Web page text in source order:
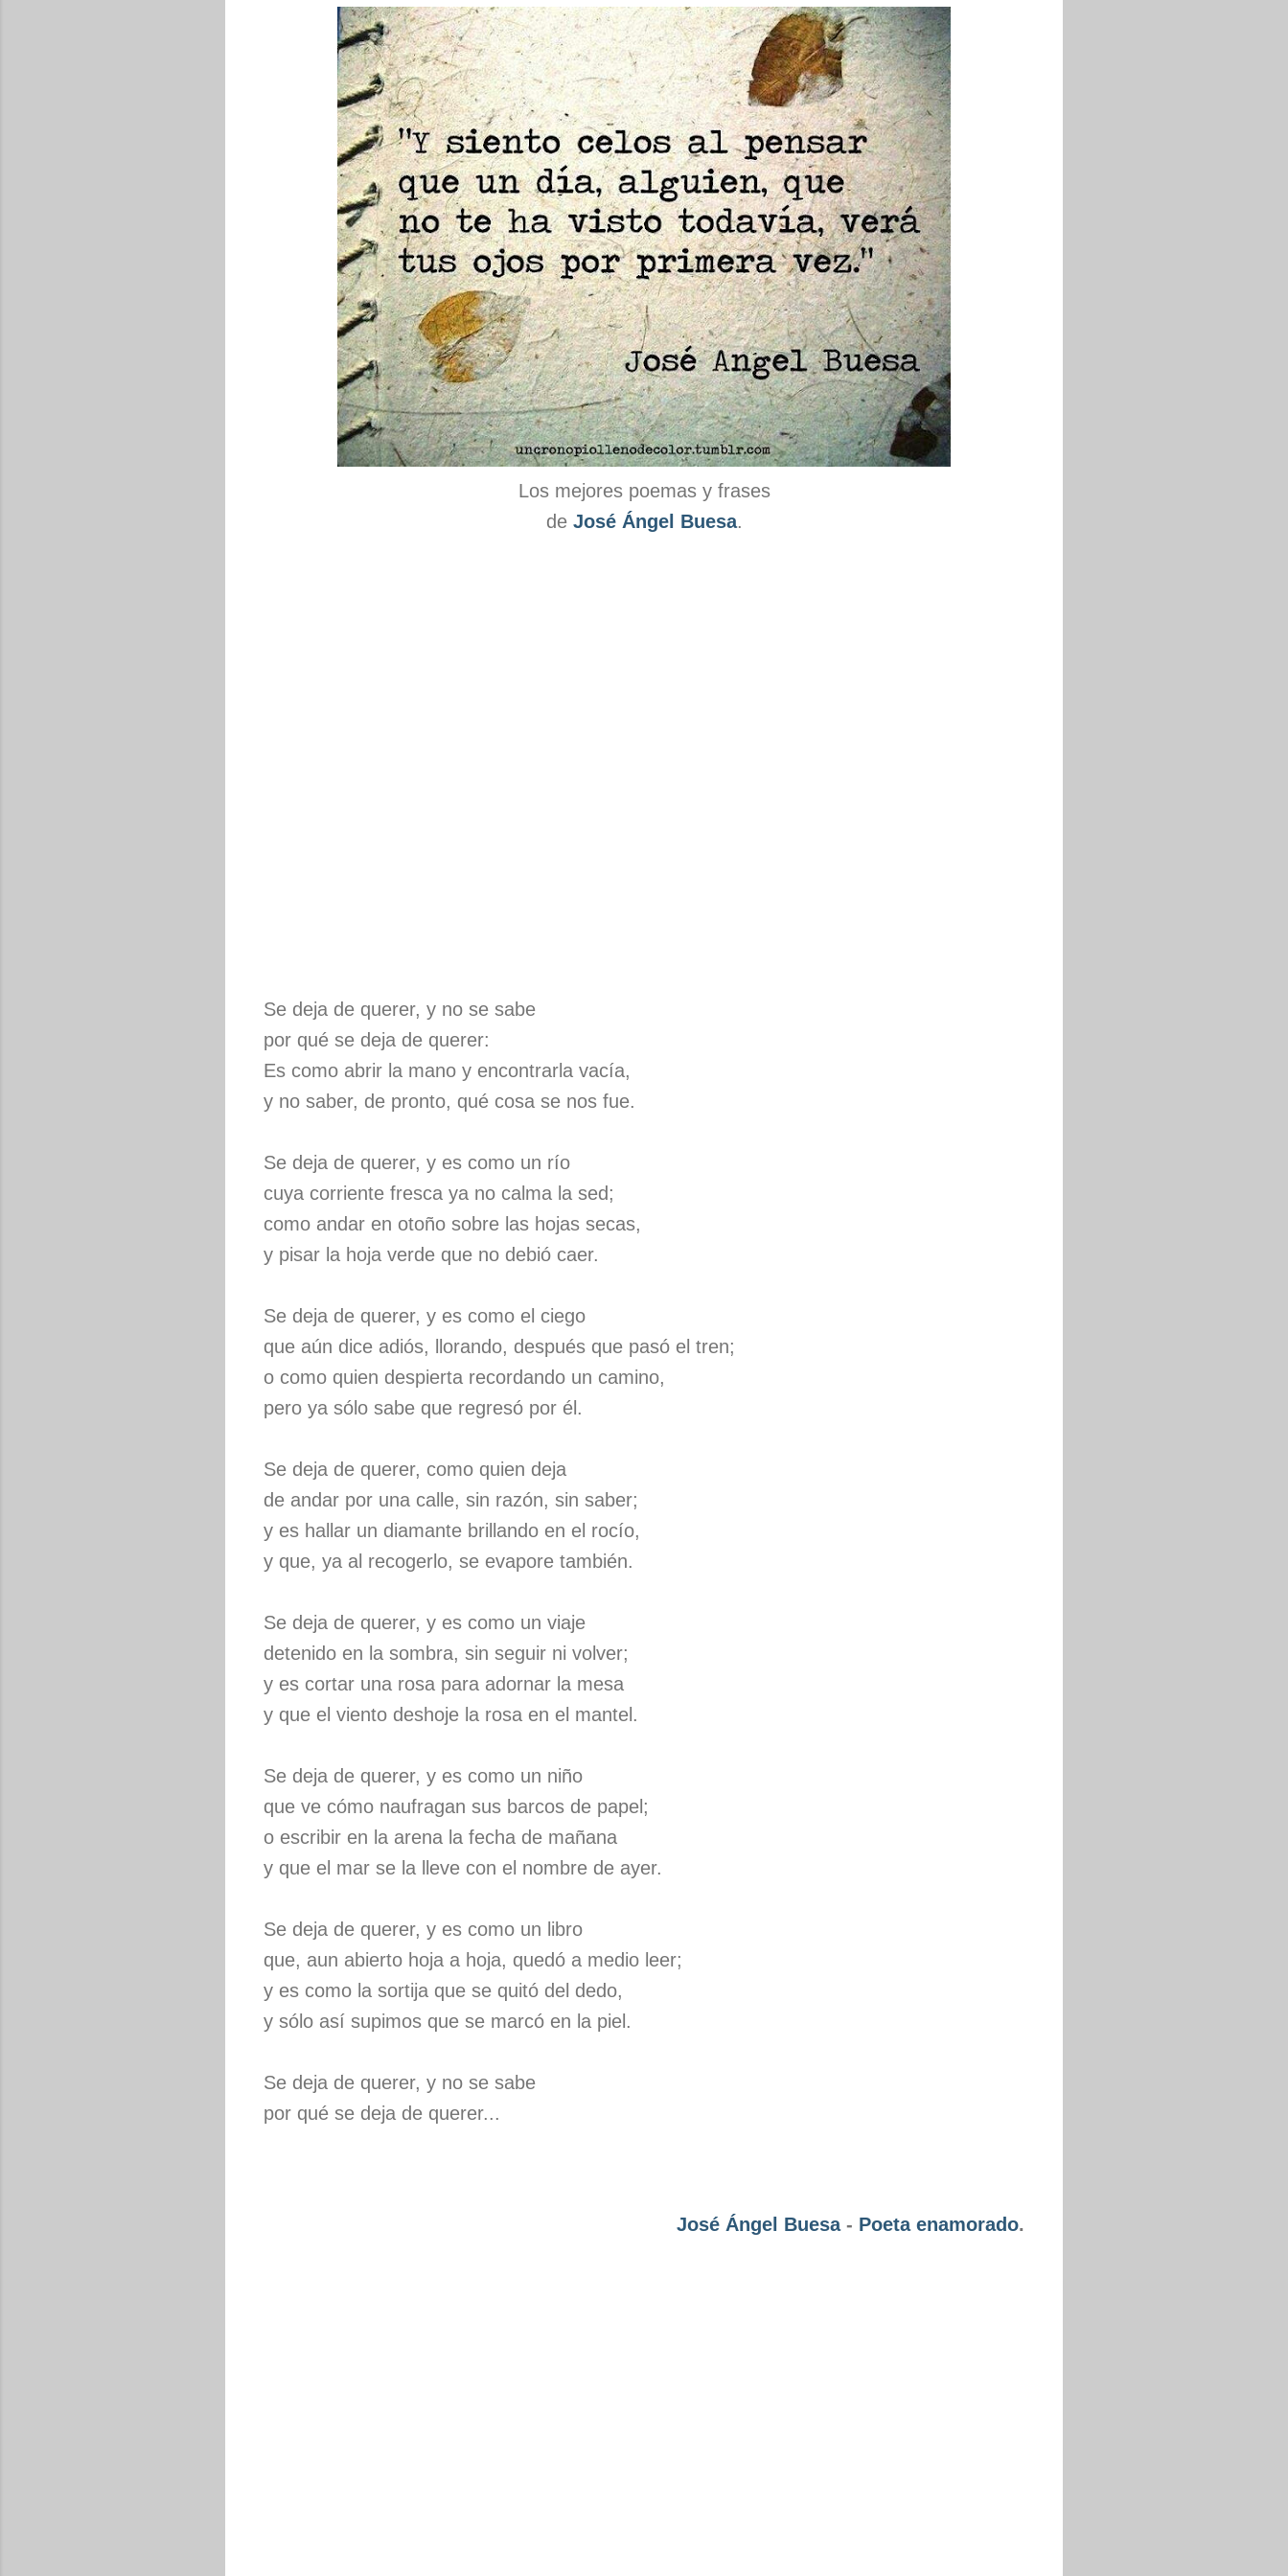
Los mejores poemas y frases
de José Ángel Buesa.
Se deja de querer, y no se sabe
por qué se deja de querer:
Es como abrir la mano y encontrarla vacía,
y no saber, de pronto, qué cosa se nos fue.
Se deja de querer, y es como un río
cuya corriente fresca ya no calma la sed;
como andar en otoño sobre las hojas secas,
y pisar la hoja verde que no debió caer.
Se deja de querer, y es como el ciego
que aún dice adiós, llorando, después que pasó el tren;
o como quien despierta recordando un camino,
pero ya sólo sabe que regresó por él.
Se deja de querer, como quien deja
de andar por una calle, sin razón, sin saber;
y es hallar un diamante brillando en el rocío,
y que, ya al recogerlo, se evapore también.
Se deja de querer, y es como un viaje
detenido en la sombra, sin seguir ni volver;
y es cortar una rosa para adornar la mesa
y que el viento deshoje la rosa en el mantel.
Se deja de querer, y es como un niño
que ve cómo naufragan sus barcos de papel;
o escribir en la arena la fecha de mañana
y que el mar se la lleve con el nombre de ayer.
Se deja de querer, y es como un libro
que, aun abierto hoja a hoja, quedó a medio leer;
y es como la sortija que se quitó del dedo,
y sólo así supimos que se marcó en la piel.
Se deja de querer, y no se sabe
por qué se deja de querer...
José Ángel Buesa- Poeta enamorado.